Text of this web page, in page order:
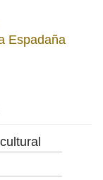
Espadaña